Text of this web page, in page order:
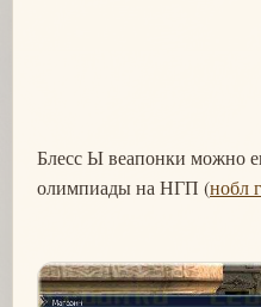
Блесс Ы веапонки можно
олимпиады на НГП (нобл